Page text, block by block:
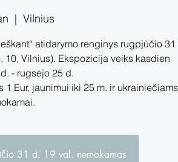
  |
Vilnius
atidarymo renginys rugpjūčio 31
10, Vilnius). Ekspozicija veiks kasdien
- rugsėjo 25 d.
1 Eur, jaunimui iki 25 m. ir ukrainiečiams
31 d. 19 val. nemokamas